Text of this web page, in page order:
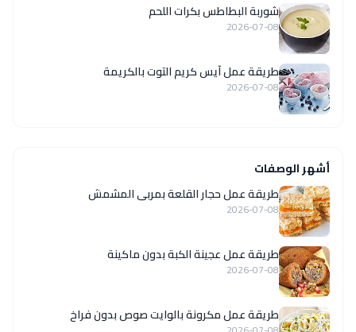
شوربة البطاطس بكرات اللحم
2026-07-08
طريقة عمل آيس كريم التوت بالكريمة
2026-07-08
أشهر الوصفات
طريقة عمل حجار القلعة بمربى المشمش
2026-07-08
طريقة عمل عجينة الكبة بدون ماكينة
2026-07-08
طريقة عمل مكرونة بالوايت صوص بدون فراخ